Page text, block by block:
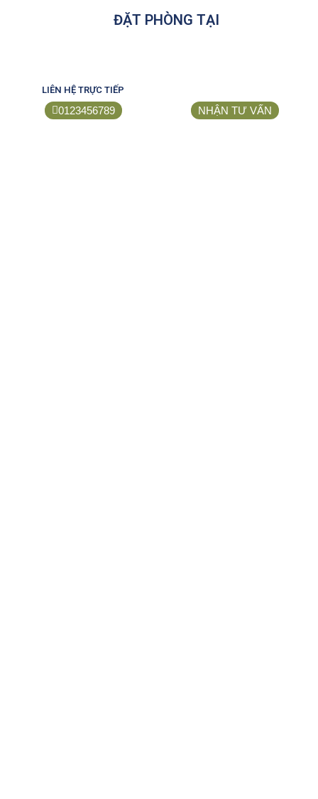
ĐẶT PHÒNG TẠI
LIÊN HỆ TRỰC TIẾP
0123456789 NHẬN TƯ VẤN